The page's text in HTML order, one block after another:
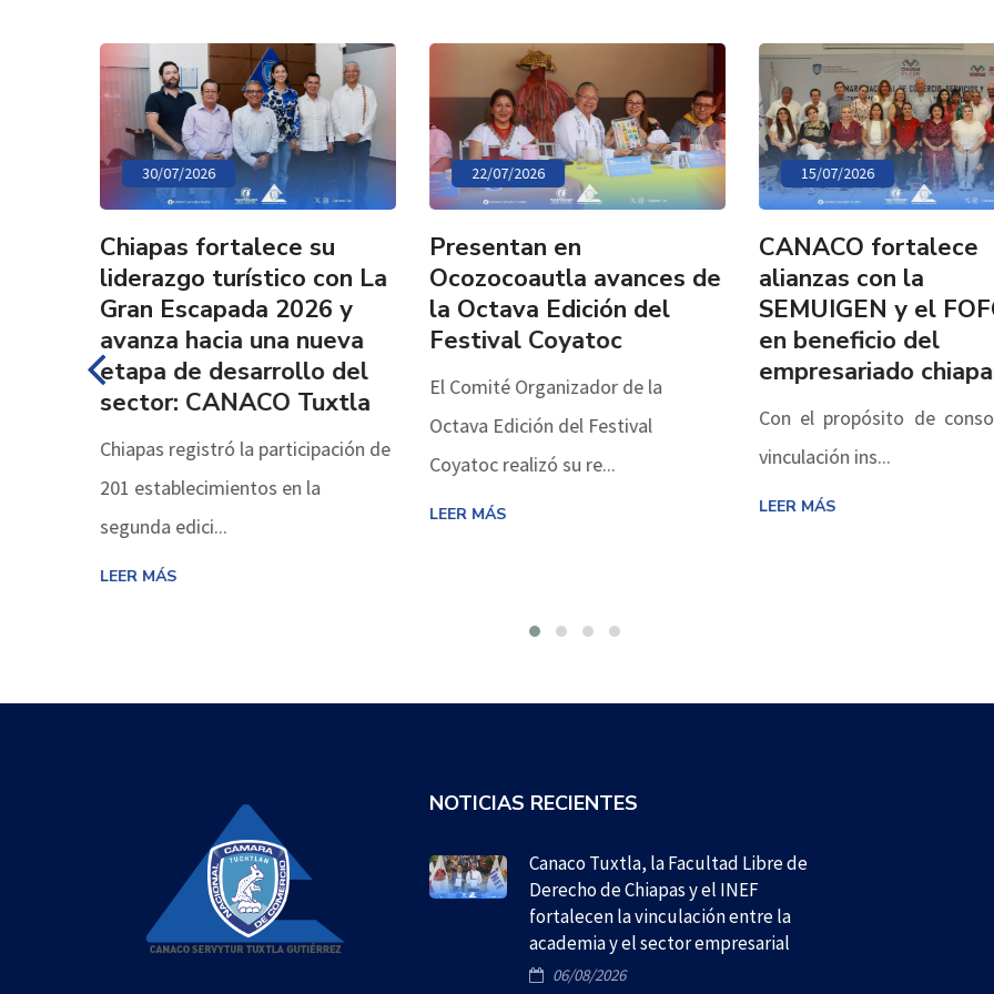
30/07/2026
Chiapas fortalece su
liderazgo turístico con La
Gran Escapada 2026 y
avanza hacia una nueva
etapa de desarrollo del
sector: CANACO Tuxtla
Chiapas registró la participación de
201 establecimientos en la
segunda edici...
LEER MÁS
22/07/2026
Presentan en
Ocozocoautla avances de
la Octava Edición del
Festival Coyatoc
El Comité Organizador de la
Octava Edición del Festival
Coyatoc realizó su re...
LEER MÁS
15/07/2026
CANACO fortalece
alianzas con la
SEMUIGEN y el
en beneficio del
empresariado
Con el propósito de
vinculación ins...
LEER MÁS
NOTICIAS RECIENTES
Canaco Tuxtla, la Facultad Libre de
Derecho de Chiapas y el INEF
fortalecen la vinculación entre la
academia y el sector empresarial
06/08/2026